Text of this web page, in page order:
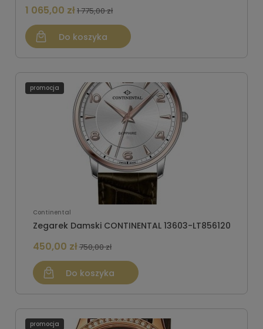
1 065,00 zł1 775,00 zł
Do koszyka
Continental
Zegarek Damski CONTINENTAL 13603-LT856120
450,00 zł750,00 zł
Do koszyka
promocja
promocja